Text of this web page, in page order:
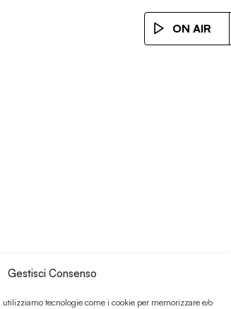
Gestisci Consenso
tecnologie come i cookie per memorizzare e/o
ON AIR